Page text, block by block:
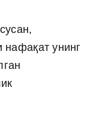
нафақат унинг